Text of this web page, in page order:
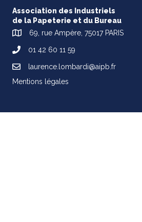
Association des Industriels
de la Papeterie et du Bureau
69, rue Ampère, 75017 PARIS
01 42 60 11 59
laurence.lombardi@aipb.fr
Mentions légales